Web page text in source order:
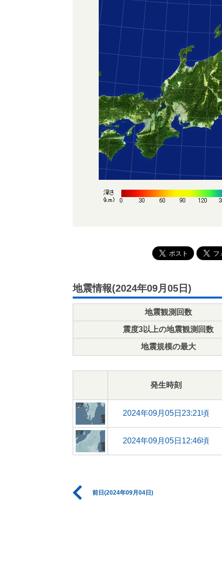
地震情報(2024年09月05日)
地震観測回数
震度3以上の地震観測回数
地震規模の最大
発生時刻
2024年09月05日23:21頃
2024年09月05日12:46頃
前日(2024年09月04日)